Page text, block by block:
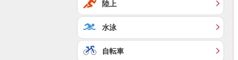
陸上
水泳
自転車